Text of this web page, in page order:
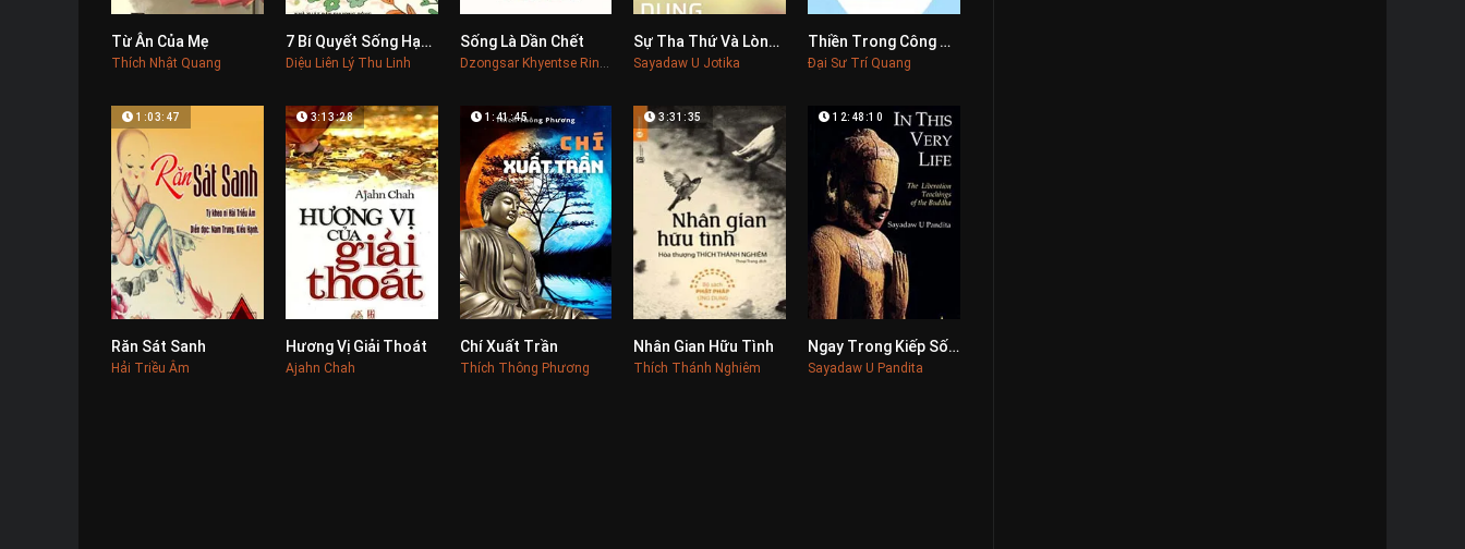
Từ Ân Của Mẹ
Thích Nhật Quang
0
7 Bí Quyết Sống Hạnh Phúc
Diệu Liên Lý Thu Linh
Sống Là Dần Chết
Dzongsar Khyentse Rinpoche
0
Sự Tha Thứ Và Lòng Khoan Dung
Sayadaw U Jotika
0
Thiền Trong Công Việc
Đại Sư Trí Quang
1:03:47
Răn Sát Sanh
Hải Triều Âm
0
3:13:28
Hương Vị Giải Thoát
Ajahn Chah
1:41:45
Chí Xuất Trần
Thích Thông Phương
0
3:31:35
Nhân Gian Hữu Tình
Thích Thánh Nghiêm
0
12:48:10
Ngay Trong Kiếp Sống Này
Sayadaw U Pandita